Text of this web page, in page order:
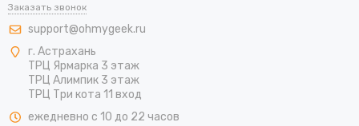
Заказать звонок
support@ohmygeek.ru
г. Астрахань
ТРЦ Ярмарка 3 этаж
ТРЦ Алимпик 3 этаж
ТРЦ Три кота 11 вход
ежедневно с 10 до 22 часов